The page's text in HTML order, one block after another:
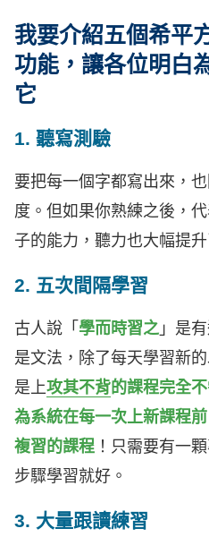
我要介紹五個希平
功能，讓各位明白
它
1. 聽寫測驗
要把每一個字都寫出來，
度。但如果你熟練之後，
子的能力，聽力也大幅提升
2. 五次間隔學習
古人說「 學而時習之 」是
是文法，除了每天學習新
是上攻其不背的課程完全
為系統在每一次上新課程
複習的課程 ！只需要有一
步驟學習就好。
3. 大量跟讀練習